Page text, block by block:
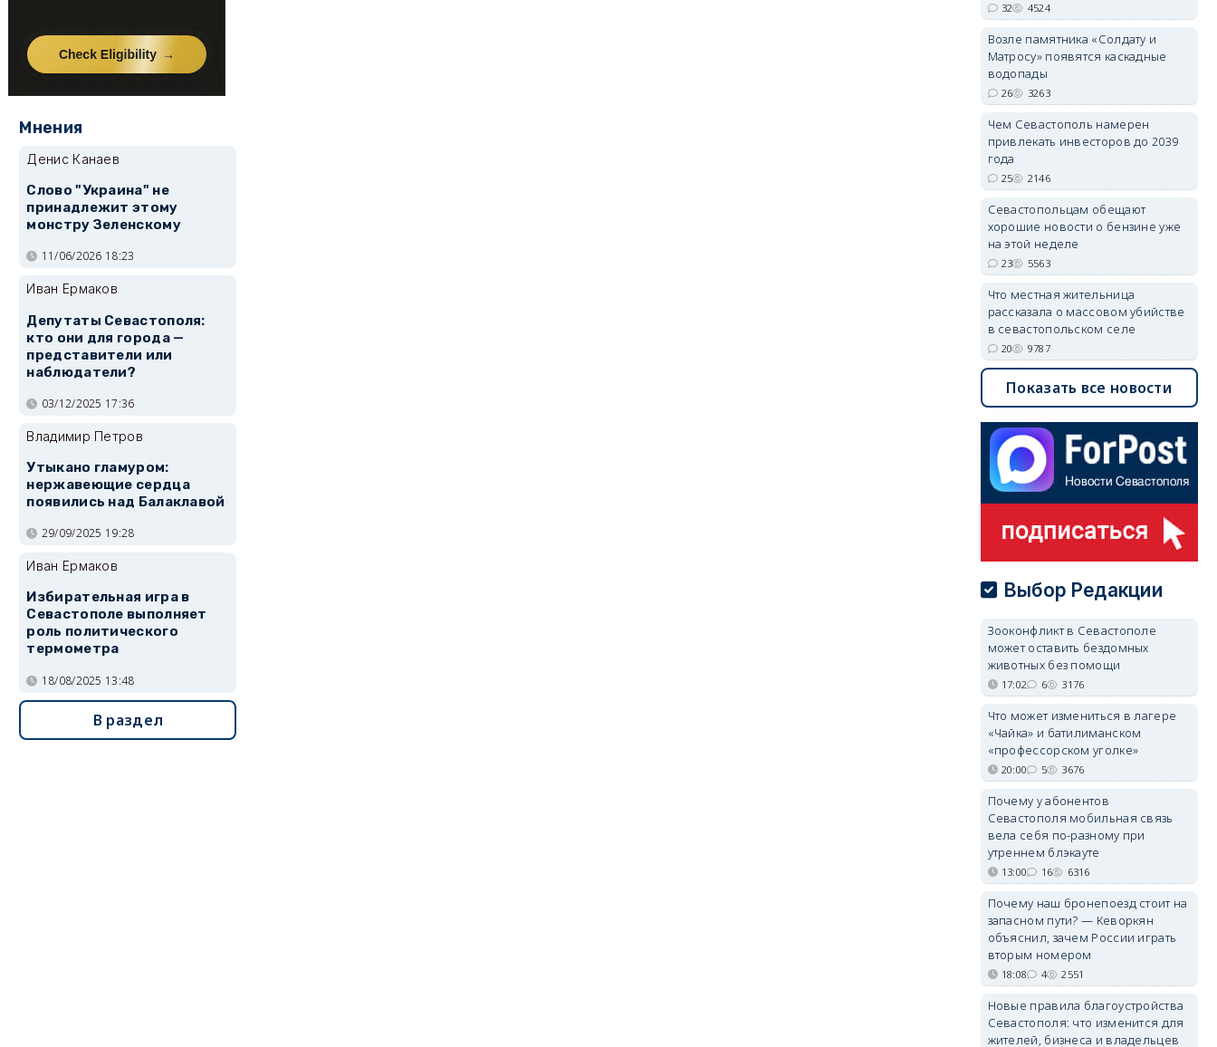
Мнения
Денис Канаев
Слово "Украина" не
принадлежит этому
монстру Зеленскому
11/06/2026 18:23
Иван Ермаков
Депутаты Севастополя:
кто они для города —
представители или
наблюдатели?
03/12/2025 17:36
Владимир Петров
Утыкано гламуром:
нержавеющие сердца
появились над Балаклавой
29/09/2025 19:28
Иван Ермаков
Избирательная игра в
Севастополе выполняет
роль политического
термометра
18/08/2025 13:48
В раздел
32 4524
Возле памятника «Солдату и
Матросу» появятся каскадные
водопады
26 3263
Чем Севастополь намерен
привлекать инвесторов до 2039
года
25 2146
Севастопольцам обещают
хорошие новости о бензине уже
на этой неделе
23 5563
Что местная жительница
рассказала о массовом убийстве
в севастопольском селе
20 9787
Показать все новости
Выбор Редакции
Зооконфликт в Севастополе
может оставить бездомных
животных без помощи
17:02 6 3176
Что может измениться в лагере
«Чайка» и батилиманском
«профессорском уголке»
20:00 5 3676
Почему у абонентов
Севастополя мобильная связь
вела себя по-разному при
утреннем блэкауте
13:00 16 6316
Почему наш бронепоезд стоит на
запасном пути? — Кеворкян
объяснил, зачем России играть
вторым номером
18:08 4 2551
Новые правила благоустройства
Севастополя: что изменится для
жителей, бизнеса и владельцев